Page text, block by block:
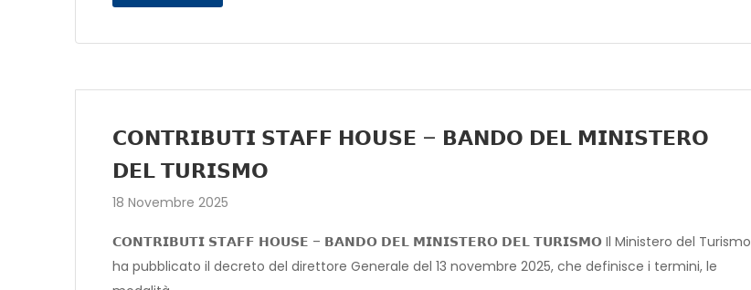
𝗖𝗢𝗡𝗧𝗥𝗜𝗕𝗨𝗧𝗜 𝗦𝗧𝗔𝗙𝗙 𝗛𝗢𝗨𝗦𝗘 – 𝗕𝗔𝗡𝗗𝗢 𝗗𝗘𝗟 𝗠𝗜𝗡𝗜𝗦𝗧𝗘𝗥𝗢
𝗗𝗘𝗟 𝗧𝗨𝗥𝗜𝗦𝗠𝗢
18 Novembre 2025
𝗖𝗢𝗡𝗧𝗥𝗜𝗕𝗨𝗧𝗜 𝗦𝗧𝗔𝗙𝗙 𝗛𝗢𝗨𝗦𝗘 – 𝗕𝗔𝗡𝗗𝗢 𝗗𝗘𝗟 𝗠𝗜𝗡𝗜𝗦𝗧𝗘𝗥𝗢 𝗗𝗘𝗟 𝗧𝗨𝗥𝗜𝗦𝗠𝗢 Il Ministero del Turismo
ha pubblicato il decreto del direttore Generale del 13 novembre 2025, che definisce i termini, le